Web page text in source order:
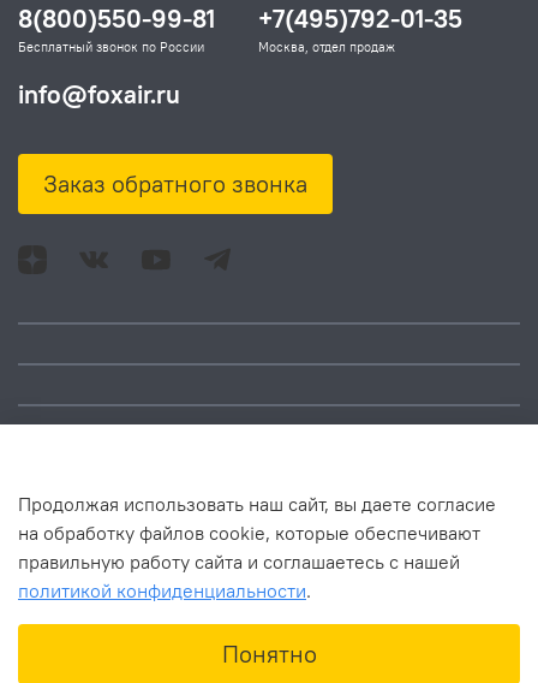
В корзину
Адрес: Москва, ул.
8(800)550-99-81
Бесплатный звонок по России
+7(495)792-01-35
Москва, отдел продаж
info@foxair.ru
Заказ обратного звонка
Продолжая использовать наш сайт, вы даете согласие
на обработку файлов cookie, которые обеспечивают
правильную работу сайта и соглашаетесь с нашей
политикой конфиденциальности.
Понятно